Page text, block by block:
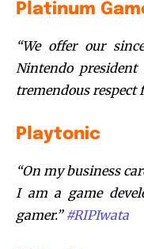
Platinum
“We offer our
Nintendo
tremendous respect
Playtonic
“On my business
I am a game
gamer.” #RIPIwata